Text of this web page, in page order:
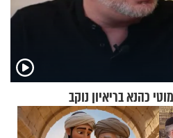
כהנא בריאיון נוקב